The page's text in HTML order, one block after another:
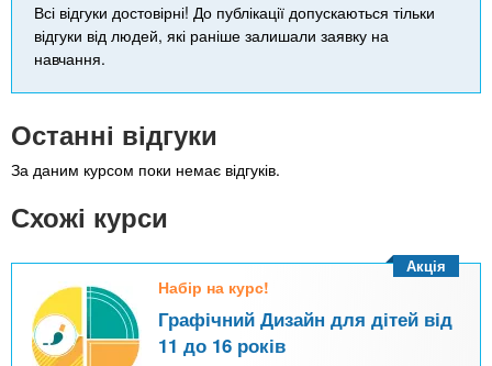
Всі відгуки достовірні! До публікації допускаються тільки
відгуки від людей, які раніше залишали заявку на
навчання.
Останні відгуки
За даним курсом поки немає відгуків.
Схожі курси
Набір на курс!
Графічний Дизайн для дітей від
11 до 16 років
Акція